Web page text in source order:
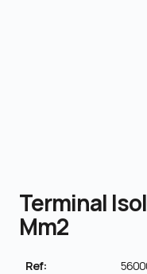
Terminal
Mm2
Ref: